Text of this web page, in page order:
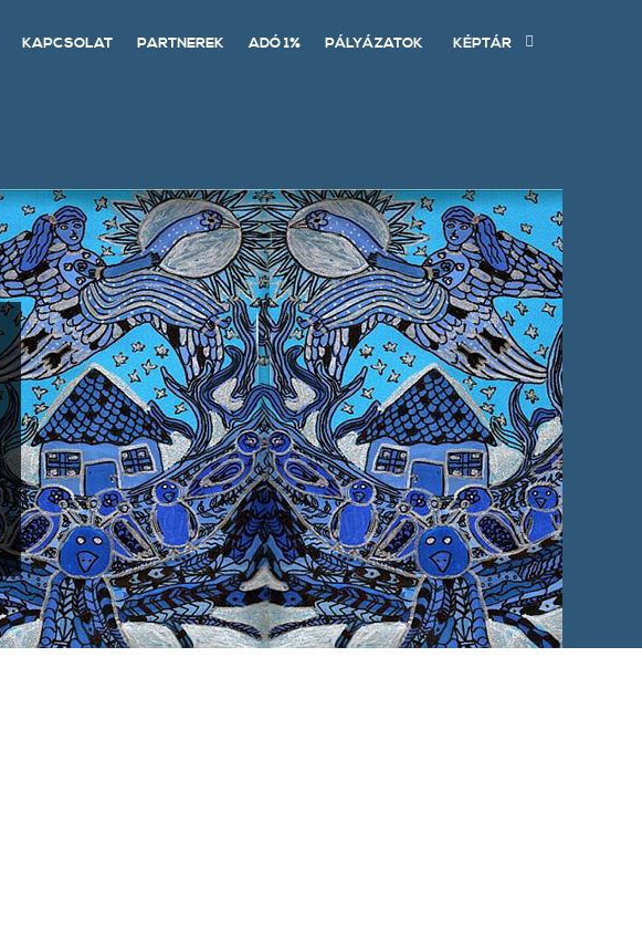
KAPCSOLAT PARTNEREK ADÓ 1% PÁLYÁZATOK KÉPTÁR